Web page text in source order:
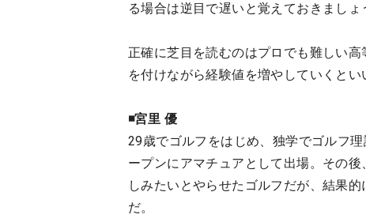
る場合は逆目で遅いと覚えておきましょ
正確に芝目を読むのはプロでも難しい
を付けながら経験値を増やしていくとい
◾️宮里 優
29歳でゴルフをはじめ、独学でゴルフ
ープンにアマチュアとして出場。その
しみたいとやらせたゴルフだが、結果
だ。